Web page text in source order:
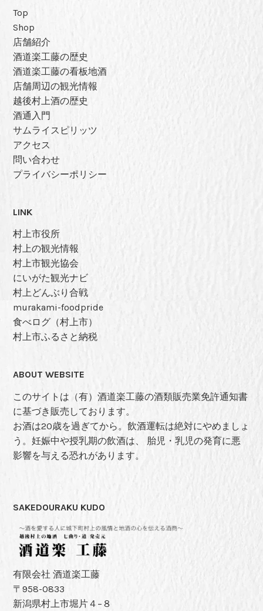
Top
Shop
店舗紹介
酒道楽工藤の歴史
酒道楽工藤の看板地酒
店舗周辺の観光情報
越後村上酒の歴史
酒通入門
サムライスピリッツ
アクセス
問い合わせ
プライバシーポリシー
LINK
村上市役所
村上の観光情報
村上市観光協会
にいがた観光ナビ
村上どんぶり合戦
murakami-foodpride
食べログ（村上市）
村上市ふるさと納税
ABOUT WEBSITE
このサイトは（有）酒道楽工藤の酒類販売業免許通知書
に基づき販売しております。
お酒は20歳を過ぎてから。飲酒運転は絶対にやめましょ
う。妊娠中や授乳期の飲酒は、 胎児・乳児の発育に悪
影響を与える恐れがあります。
SAKEDOURAKU KUDO
有限会社 酒道楽工藤
〒958-0833
新潟県村上市堀片４−８